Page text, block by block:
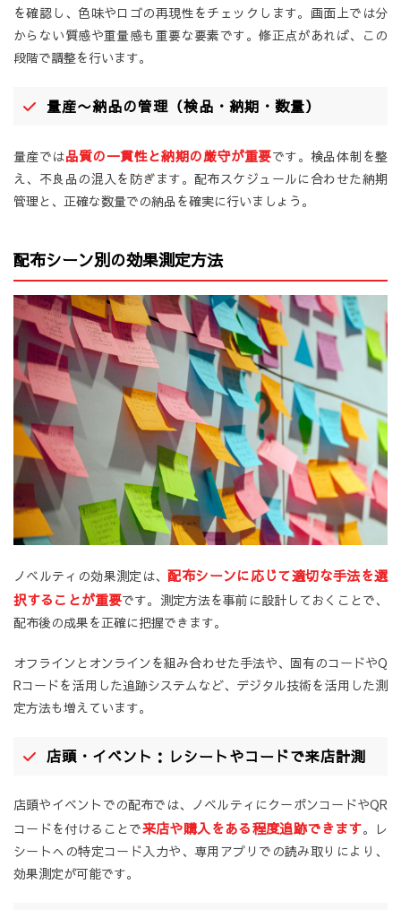
を確認し、色味やロゴの再現性をチェックします。画面上では分
からない質感や重量感も重要な要素です。修正点があれば、この
段階で調整を行います。
量産〜納品の管理（検品・納期・数量）
量産では品質の一貫性と納期の厳守が重要です。検品体制を整
え、不良品の混入を防ぎます。配布スケジュールに合わせた納期
管理と、正確な数量での納品を確実に行いましょう。
配布シーン別の効果測定方法
ノベルティの効果測定は、配布シーンに応じて適切な手法を選
択することが重要です。測定方法を事前に設計しておくことで、
配布後の成果を正確に把握できます。
オフラインとオンラインを組み合わせた手法や、固有のコードやQ
Rコードを活用した追跡システムなど、デジタル技術を活用した測
定方法も増えています。
店頭・イベント：レシートやコードで来店計測
店頭やイベントでの配布では、ノベルティにクーポンコードやQR
コードを付けることで来店や購入をある程度追跡できます。レ
シートへの特定コード入力や、専用アプリでの読み取りにより、
効果測定が可能です。